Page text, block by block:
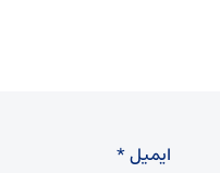
ایمیل*